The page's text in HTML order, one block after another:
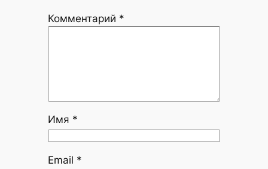
Комментарий *
Имя *
Email *